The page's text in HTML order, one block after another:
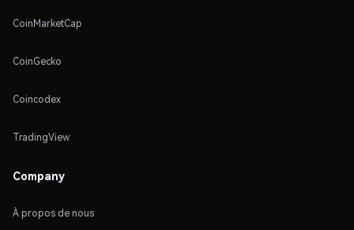
CoinMarketCap
CoinGecko
Coincodex
TradingView
Company
À propos de nous